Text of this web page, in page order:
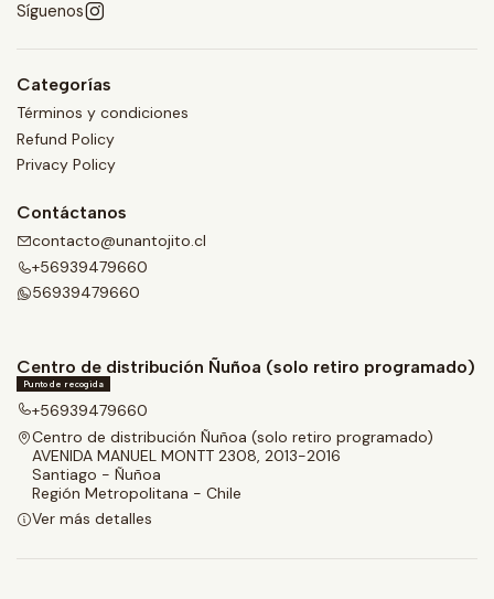
Síguenos
Categorías
Términos y condiciones
Refund Policy
Privacy Policy
Contáctanos
contacto@unantojito.cl
+56939479660
56939479660
Centro de distribución Ñuñoa (solo retiro programado)
Punto de recogida
+56939479660
Centro de distribución Ñuñoa (solo retiro programado)
AVENIDA MANUEL MONTT 2308, 2013-2016
Santiago - Ñuñoa
Región Metropolitana - Chile
Ver más detalles